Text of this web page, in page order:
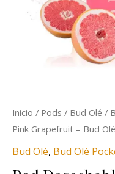
Inicio / Pods / Bud Olé /
Pink Grapefruit – Bud
Bud Olé, Bud Olé